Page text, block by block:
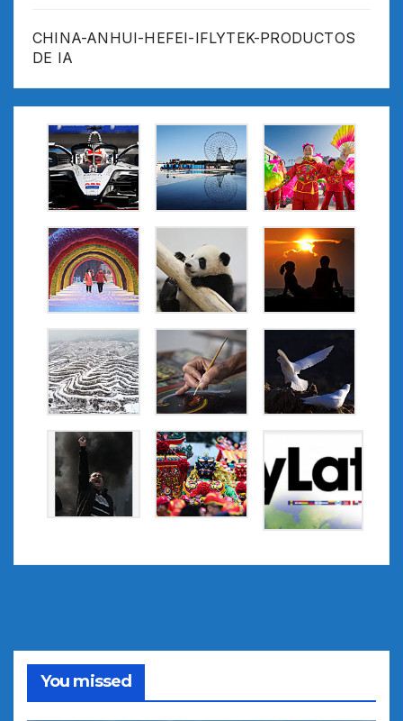
CHINA-ANHUI-HEFEI-IFLYTEK-PRODUCTOS
DE IA
You missed